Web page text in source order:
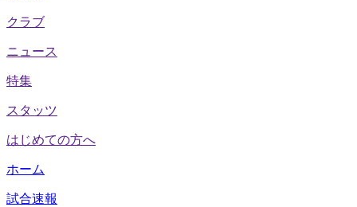
クラブ
ニュース
特集
スタッツ
はじめての方へ
ホーム
試合速報